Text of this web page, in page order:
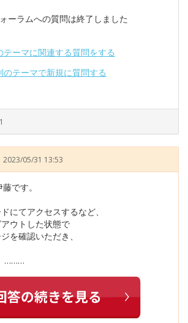
ーラムへの質問は終了しました
テーマに関連する質問をする
のテーマで新規に質問する
1
2023/05/31 13:53
です。
にてアクセスするなど、
ウトした状態で
を確認いただき、
………